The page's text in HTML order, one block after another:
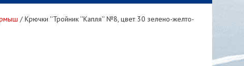
/Крючки ''Тройник ''Капля'' №8, цвет 30 зелено-желто-